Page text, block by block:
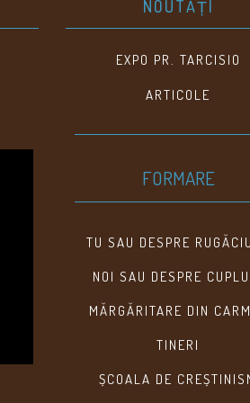
NOUTĂȚI
EXPO PR. TARCISIO
ARTICOLE
FORMARE
TU SAU DESPRE
NOI SAU DESPRE
MĂRGĂRITARE DIN
TINERI
ȘCOALA DE